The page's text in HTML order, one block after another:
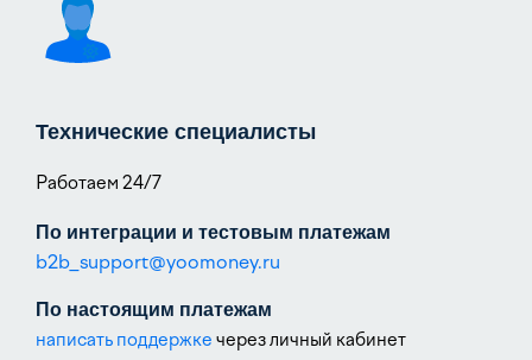
Технические специалисты
Работаем 24/7
По интеграции и тестовым платежам
b2b_support@yoomoney.ru
По настоящим платежам
написать поддержке через личный кабинет